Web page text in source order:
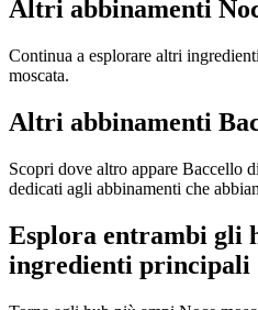
Altri abbinamenti
Continua a esplorare altri
moscata.
Altri abbinamenti
Scopri dove altro appare Baccello
dedicati agli abbinamenti che
Esplora entrambi gli
ingredienti principali